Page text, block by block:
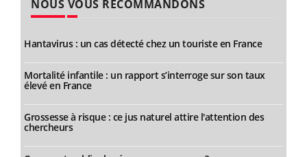
NOUS VOUS RECOMMANDONS
Hantavirus : un cas détecté chez un touriste en France
Mortalité infantile : un rapport s’interroge sur son taux
élevé en France
Grossesse à risque : ce jus naturel attire l'attention des
chercheurs